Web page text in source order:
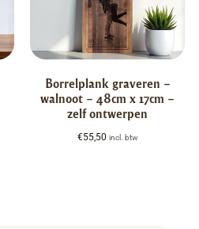
Borrelplank graveren –
walnoot – 48cm x 17cm –
zelf ontwerpen
€55,50 incl. btw